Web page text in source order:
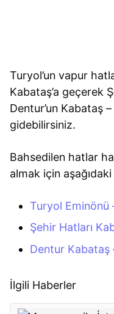
Turyol’un vapur
Kabataş’a geçerek
Dentur’un Kabataş
gidebilirsiniz.
Bahsedilen hatlar
almak için
Turyol Eminönü
Şehir Hatları
Dentur Kabataş
İlgili Haberler